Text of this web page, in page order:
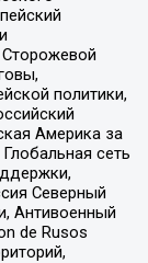
политики,
Америка за
сеть
Северный
Антивоенный
de Rusos